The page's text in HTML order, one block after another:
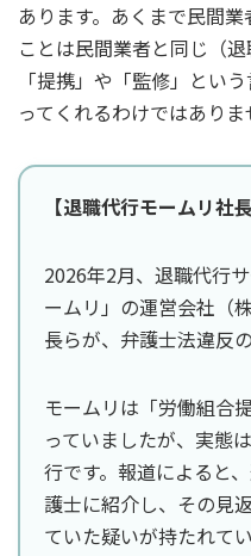
あります。あくまで民間
ことは民間業者と同じ（
「提携」や「監修」とい
ってくれるわけではありま
【退職代行モームリ社
2026年2月、退職代行
ームリ」の運営会社（
長らが、弁護士法違反
モームリは「労働組合
っていましたが、実態
行です。報道によると
護士に紹介し、その見
ていた疑いが持たれて